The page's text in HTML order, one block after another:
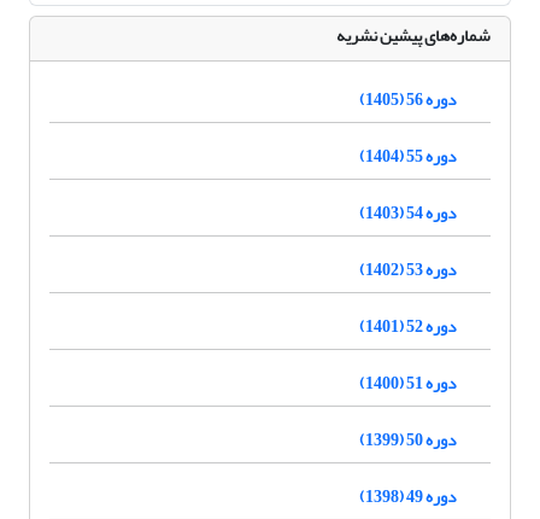
شماره‌های پیشین نشریه
دوره 56 (1405)
دوره 55 (1404)
دوره 54 (1403)
دوره 53 (1402)
دوره 52 (1401)
دوره 51 (1400)
دوره 50 (1399)
دوره 49 (1398)